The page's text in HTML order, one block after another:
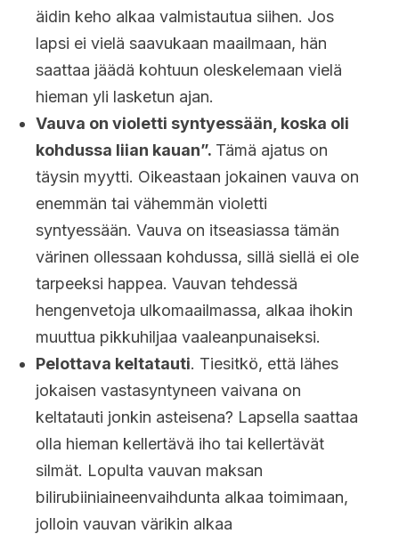
äidin keho alkaa valmistautua siihen. Jos
lapsi ei vielä saavukaan maailmaan, hän
saattaa jäädä kohtuun oleskelemaan vielä
hieman yli lasketun ajan.
Vauva on violetti syntyessään, koska oli
kohdussa liian kauan”. Tämä ajatus on
täysin myytti. Oikeastaan jokainen vauva on
enemmän tai vähemmän violetti
syntyessään. Vauva on itseasiassa tämän
värinen ollessaan kohdussa, sillä siellä ei ole
tarpeeksi happea. Vauvan tehdessä
hengenvetoja ulkomaailmassa, alkaa ihokin
muuttua pikkuhiljaa vaaleanpunaiseksi.
Pelottava keltatauti. Tiesitkö, että lähes
jokaisen vastasyntyneen vaivana on
keltatauti jonkin asteisena? Lapsella saattaa
olla hieman kellertävä iho tai kellertävät
silmät. Lopulta vauvan maksan
bilirubiiniaineenvaihdunta alkaa toimimaan,
jolloin vauvan värikin alkaa